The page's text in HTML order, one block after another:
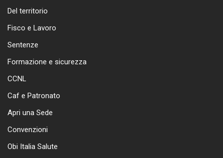
Del territorio
Fisco e Lavoro
Sentenze
Formazione e sicurezza
CCNL
Caf e Patronato
Apri una Sede
Convenzioni
Obi Italia Salute